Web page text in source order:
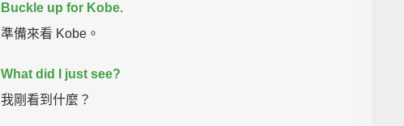
Buckle up for Kobe.
準備來看 Kobe。
What did I just see?
我剛看到什麼？